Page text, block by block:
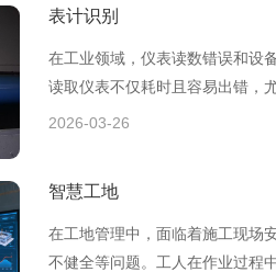
表计识别
在工业领域，仪表读数错误和设
读取仪表不仅耗时且容易出错，
为重要。表计识别
2026-03-26
智慧工地
在工地管理中，面临着施工现场
不健全等问题。工人在作业过程